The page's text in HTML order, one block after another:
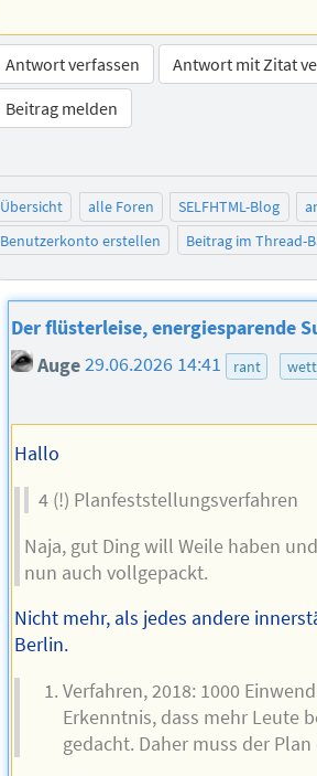
Antwort verfassen
Antwort mit Zitat
Beitrag melden
Übersicht alle Foren SELFHTML-Blog
Benutzerkonto erstellen
Beitrag im Thread-
Der flüsterleise, energiesparende
Auge29.06.2026 14:41 rant
Hallo
4 (!) Planfeststellungsverfahren
Naja, gut Ding will Weile haben
nun auch vollgepackt.
Nicht mehr, als jedes andere
Berlin.
Verfahren, 2018: 1000
Erkenntnis, dass mehr Leute
gedacht. Daher muss der